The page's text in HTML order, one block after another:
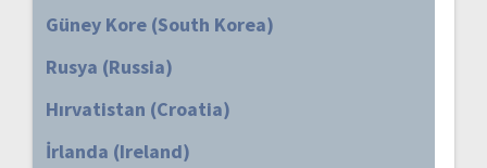
Güney Kore (South Korea)
Rusya (Russia)
Hırvatistan (Croatia)
İrlanda (Ireland)